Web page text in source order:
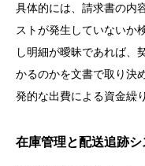
具体的には、請求書の内
ストが発生していないか
し明細が曖昧であれば、
かるのかを文書で取り決
発的な出費による資金繰
在庫管理と配送追跡